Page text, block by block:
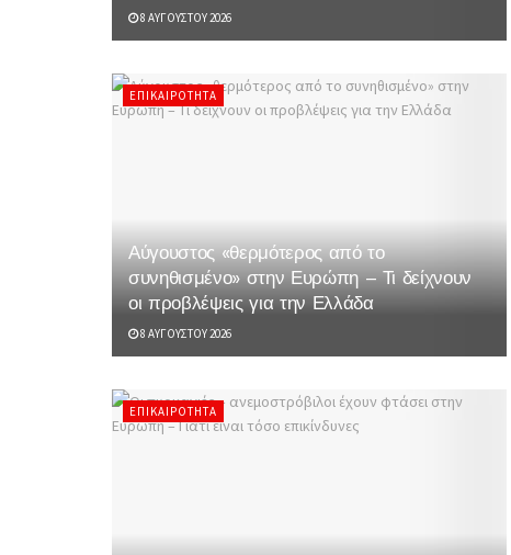
8 ΑΥΓΟΎΣΤΟΥ 2026
ΕΠΙΚΑΙΡΌΤΗΤΑ
Αύγουστος «θερμότερος από το
συνηθισμένο» στην Ευρώπη – Τι δείχνουν
οι προβλέψεις για την Ελλάδα
8 ΑΥΓΟΎΣΤΟΥ 2026
ΕΠΙΚΑΙΡΌΤΗΤΑ